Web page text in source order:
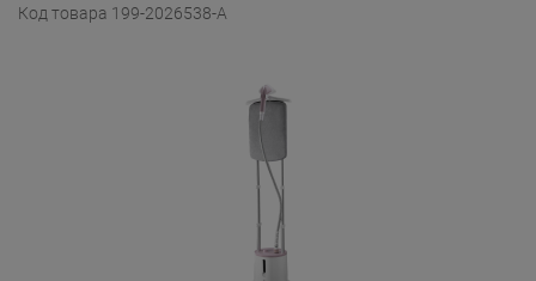
Код товара 199-2026538-A